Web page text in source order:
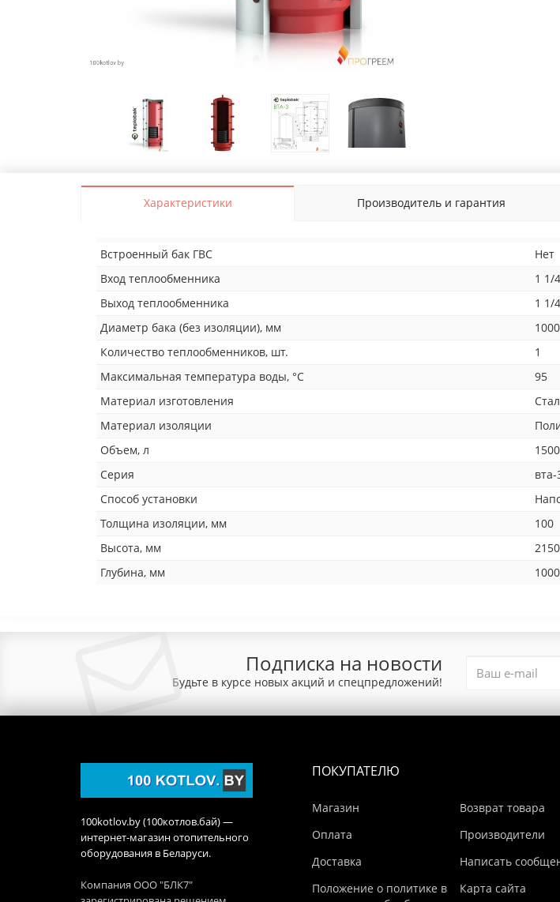
Характеристики Производитель и гарантия
Встроенный бак ГВС
Нет
Вход теплообменника
1 1/
Выход теплообменника
1 1/
Диаметр бака (без изоляции), мм
1000
Количество теплообменников, шт.
1
Максимальная температура воды, °С
95
Материал изготовления
Материал изоляции
Объем, л
1500
Серия
вта-
Способ установки
Толщина изоляции, мм
100
Высота, мм
2150
Глубина, мм
1000
Подписка на новости
Будьте в курсе новых акций и спецпредложений!
100kotlov.by (100котлов.бай) —
интернет-магазин отопительного
оборудования в Беларуси.
Компания ООО "БЛК7"
ПОКУПАТЕЛЮ
Магазин
Оплата
Доставка
Положение о политике в
Возврат товара
Производители
Написать
Карта сайта